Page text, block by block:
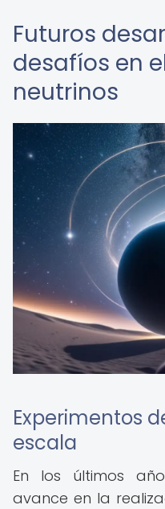
Futuros
desafíos en
neutrinos
Experimentos
escala
En los últimos
avance en la